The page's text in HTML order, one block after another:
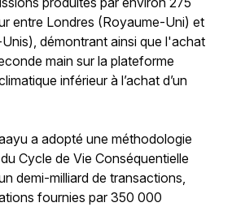
entre Londres (Royaume-Uni) et
, démontrant ainsi que l'achat
main sur la plateforme
inférieur à l’achat d’un
a adopté une méthodologie
Cycle de Vie Conséquentielle
demi-milliard de transactions,
fournies par 350 000